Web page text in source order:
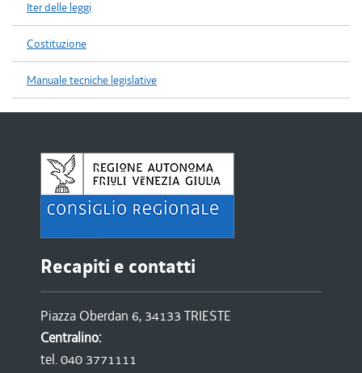
Iter delle leggi
Costituzione
Manuale tecniche legislative
Recapiti e contatti
Piazza Oberdan 6, 34133 TRIESTE
Centralino:
tel. 040 3771111